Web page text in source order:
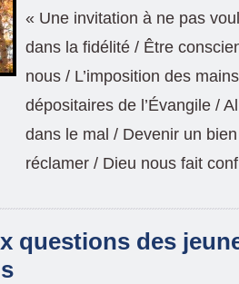
« Une invitation à ne pas
dans la fidélité / Être
nous / L’imposition des
dépositaires de l’Évangile /
dans le mal / Devenir un
réclamer / Dieu nous fait
questions des